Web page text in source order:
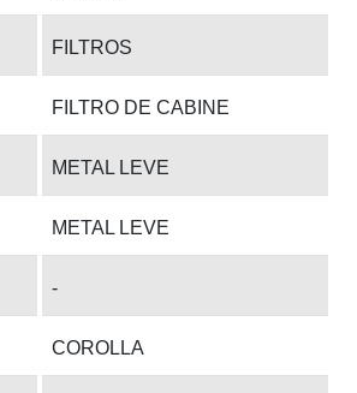
FILTROS
FILTRO DE CABINE
METAL LEVE
METAL LEVE
-
COROLLA